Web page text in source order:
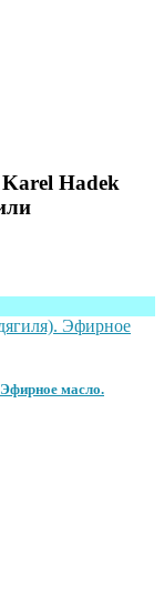
Hadek
масло.